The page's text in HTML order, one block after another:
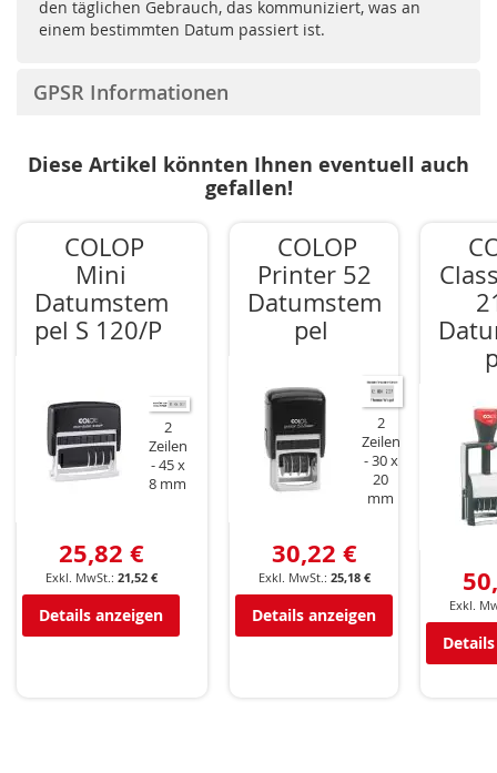
den täglichen Gebrauch, das kommuniziert, was an
einem bestimmten Datum passiert ist.
GPSR Informationen
Diese Artikel könnten Ihnen eventuell auch
gefallen!
COLOP
Mini
Datumstem
pel S 120/P
2
Zeilen
45 x
8 mm
25,82 €
21,52 €
Details anzeigen
COLOP
Printer 52
Datumstem
pel
2
Zeilen
30 x
20
mm
30,22 €
25,18 €
Details anzeigen